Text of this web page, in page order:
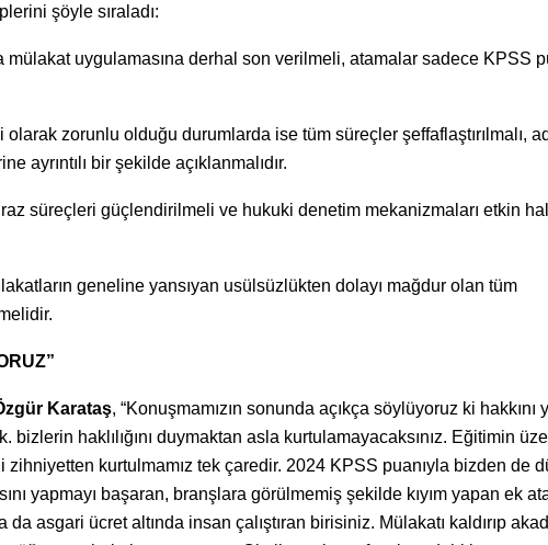
şöyle sıraladı:
mülakat uygulamasına derhal son verilmeli, atamalar sadece KPSS
zorunlu olduğu durumlarda ise tüm süreçler şeffaflaştırılmalı,
ayrıntılı bir şekilde açıklanmalıdır.
süreçleri güçlendirilmeli ve hukuki denetim mekanizmaları etkin
geneline yansıyan usülsüzlükten dolayı mağdur olan tüm
Karataş, “Konuşmamızın sonunda açıkça söylüyoruz ki hakkını
bizlerin haklılığını duymaktan asla kurtulamayacaksınız. Eğitimin
kurtulmamız tek çaredir. 2024 KPSS puanıyla bizden de
yapmayı başaran, branşlara görülmemiş şekilde kıyım yapan ek
asgari ücret altında insan çalıştıran birisiniz. Mülakatı kaldırıp